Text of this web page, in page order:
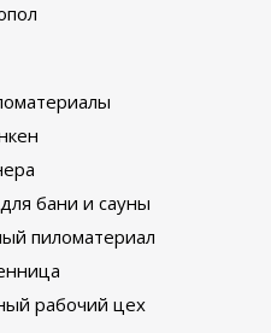
бани и сауны
пиломатериал
рабочий цех